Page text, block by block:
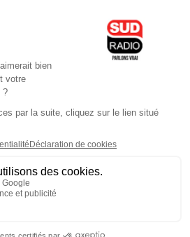
/ Android
l'application
: ©Sud Radio / Pierre Olivier